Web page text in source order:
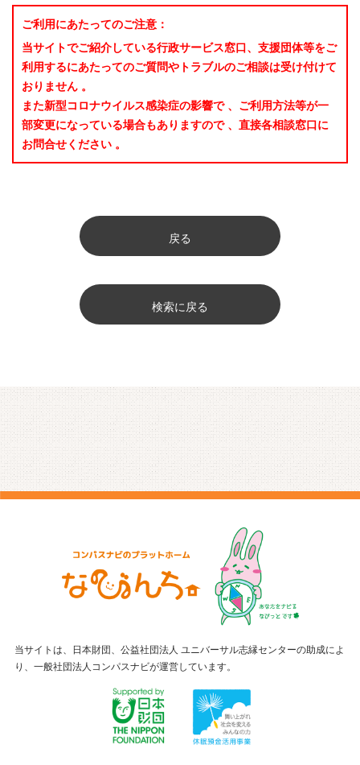
ご利用にあたってのご注意：
当サイトでご紹介している行政サービス窓口、支援団体等をご
利用するにあたってのご質問やトラブルのご相談は受け付けて
おりません 。
また新型コロナウイルス感染症の影響で 、ご利用方法等が一
部変更になっている場合もありますので 、直接各相談窓口に
お問合せください 。
戻る
検索に戻る
当サイトは、日本財団、公益社団法人 ユニバーサル志縁センターの助成によ
り、一般社団法人コンパスナビが運営しています。